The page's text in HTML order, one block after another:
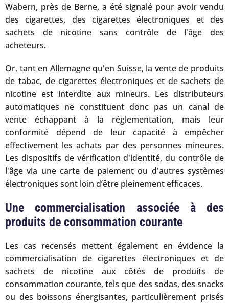
Wabern, près de Berne, a été signalé pour avoir vendu
des cigarettes, des cigarettes électroniques et des
sachets de nicotine sans contrôle de l'âge des
acheteurs.
Or, tant en Allemagne qu'en Suisse, la vente de produits
de tabac, de cigarettes électroniques et de sachets de
nicotine est interdite aux mineurs. Les distributeurs
automatiques ne constituent donc pas un canal de
vente échappant à la réglementation, mais leur
conformité dépend de leur capacité à empêcher
effectivement les achats par des personnes mineures.
Les dispositifs de vérification d'identité, du contrôle de
l'âge via une carte de paiement ou d'autres systèmes
électroniques sont loin d’être pleinement efficaces.
Une commercialisation associée à des
produits de consommation courante
Les cas recensés mettent également en évidence la
commercialisation de cigarettes électroniques et de
sachets de nicotine aux côtés de produits de
consommation courante, tels que des sodas, des snacks
ou des boissons énergisantes, particulièrement prisés